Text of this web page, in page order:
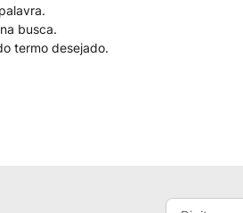
busca.
termo desejado.